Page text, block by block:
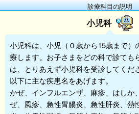
診療科目の説明
小児科
小児科は、小児（０歳から15歳まで）
療します。お子さまをどの科で診ても
は、とりあえず小児科を受診してくだ
以下に主な疾患名をあげます。
かぜ、インフルエンザ、麻疹、はしか
ぜ、風疹、急性胃腸炎、急性肝炎、熱